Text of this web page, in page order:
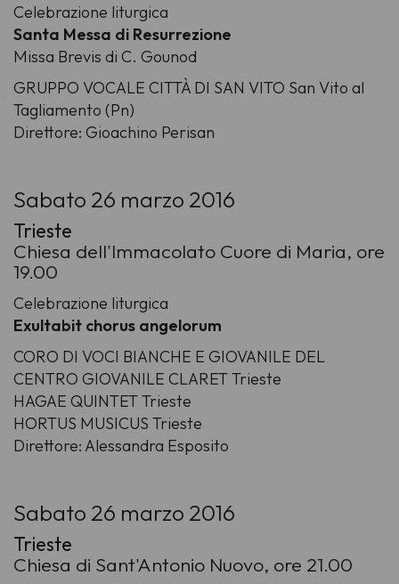
Celebrazione liturgica
Santa Messa di Resurrezione
Missa Brevis di C. Gounod
GRUPPO VOCALE CITTÀ DI SAN VITO San Vito al
Tagliamento (Pn)
Direttore: Gioachino Perisan
Sabato 26 marzo 2016
Trieste
Chiesa dell'Immacolato Cuore di Maria, ore
19.00
Celebrazione liturgica
Exultabit chorus angelorum
CORO DI VOCI BIANCHE E GIOVANILE DEL
CENTRO GIOVANILE CLARET Trieste
HAGAE QUINTET Trieste
HORTUS MUSICUS Trieste
Direttore: Alessandra Esposito
Sabato 26 marzo 2016
Trieste
Chiesa di Sant'Antonio Nuovo, ore 21.00